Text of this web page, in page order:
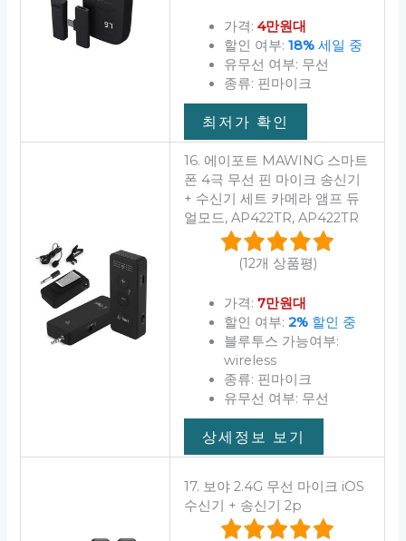
가격: 4만원대
할인 여부: 18%세일 중
유무선 여부: 무선
종류: 핀마이크
최저가 확인
16. 에이포트 MAWING 스마트
폰 4극 무선 핀 마이크 송신기
+ 수신기 세트 카메라 앰프 듀
얼모드, AP422TR, AP422TR
(12개 상품평)
가격: 7만원대
할인 여부: 2%할인 중
블루투스 가능여부:
wireless
종류: 핀마이크
유무선 여부: 무선
상세정보 보기
17. 보야 2.4G 무선 마이크 iOS
수신기 + 송신기 2p